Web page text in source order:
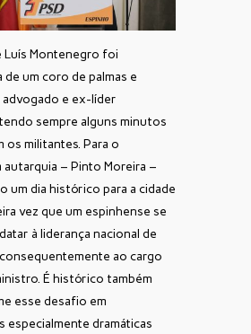
Luís Montenegro foi
de um coro de palmas e
e ex-líder
sempre alguns minutos
os militantes. Para o
autarquia – Pinto Moreira –
um dia histórico para a cidade
vez que um espinhense se
à liderança nacional de
ao cargo
É histórico também
esse desafio em
especialmente dramáticas